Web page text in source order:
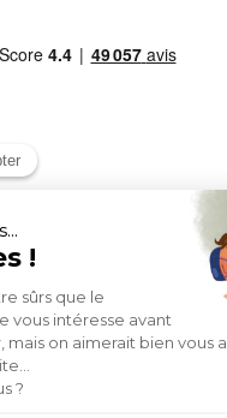
MOYENS DE PAIEMENT